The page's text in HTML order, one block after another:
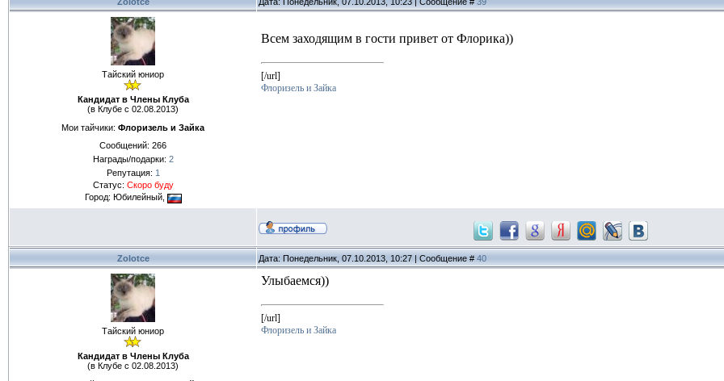
Тайский юниор
Кандидат в Члены Клуба
(в Клубе с 02.08.2013)
Мои тайчики: Флоризель и Зайка
Сообщений: 266
Награды/подарки: 2
Репутация: 1
Статус: Скоро буду
Город: Юбилейный,
Всем заходящим в гости привет от Флорика))
[/url]
Флоризель и Зайка
Zolotce Дата: Понедельник, 07.10.2013, 10:27 | Сообщение # 40
Тайский юниор
Кандидат в Члены Клуба
(в Клубе с 02.08.2013)
Улыбаемся))
[/url]
Флоризель и Зайка